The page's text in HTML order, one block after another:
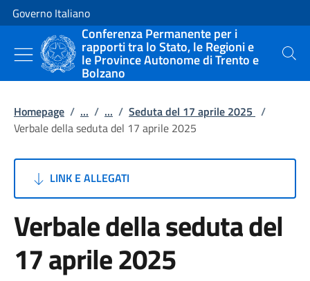
Vai al contenuto
Vai alla navigazione del sito
Governo Italiano
Conferenza Permanente per i
rapporti tra lo Stato, le Regioni e
le Province Autonome di Trento e
Bolzano
Cerca
Homepage / ... / ... / Seduta del 17 aprile 2025 /
Verbale della seduta del 17 aprile 2025
LINK E ALLEGATI
Verbale della seduta del
17 aprile 2025